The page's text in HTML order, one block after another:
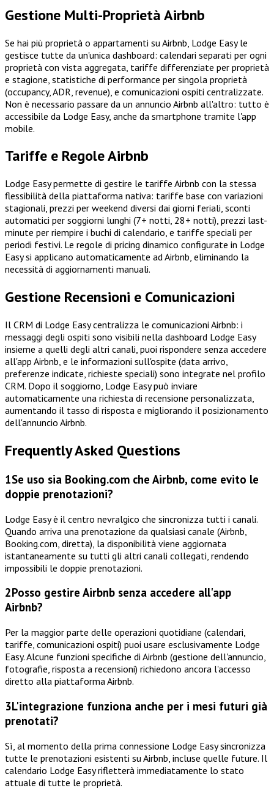
Gestione Multi-Proprietà Airbnb
Se hai più proprietà o appartamenti su Airbnb, Lodge Easy le
gestisce tutte da un'unica dashboard: calendari separati per ogni
proprietà con vista aggregata, tariffe differenziate per proprietà
e stagione, statistiche di performance per singola proprietà
(occupancy, ADR, revenue), e comunicazioni ospiti centralizzate.
Non è necessario passare da un annuncio Airbnb all'altro: tutto è
accessibile da Lodge Easy, anche da smartphone tramite l'app
mobile.
Tariffe e Regole Airbnb
Lodge Easy permette di gestire le tariffe Airbnb con la stessa
flessibilità della piattaforma nativa: tariffe base con variazioni
stagionali, prezzi per weekend diversi dai giorni feriali, sconti
automatici per soggiorni lunghi (7+ notti, 28+ notti), prezzi last-
minute per riempire i buchi di calendario, e tariffe speciali per
periodi festivi. Le regole di pricing dinamico configurate in Lodge
Easy si applicano automaticamente ad Airbnb, eliminando la
necessità di aggiornamenti manuali.
Gestione Recensioni e Comunicazioni
Il CRM di Lodge Easy centralizza le comunicazioni Airbnb: i
messaggi degli ospiti sono visibili nella dashboard Lodge Easy
insieme a quelli degli altri canali, puoi rispondere senza accedere
all'app Airbnb, e le informazioni sull'ospite (data arrivo,
preferenze indicate, richieste speciali) sono integrate nel profilo
CRM. Dopo il soggiorno, Lodge Easy può inviare
automaticamente una richiesta di recensione personalizzata,
aumentando il tasso di risposta e migliorando il posizionamento
dell'annuncio Airbnb.
Frequently Asked Questions
1Se uso sia Booking.com che Airbnb, come evito le
doppie prenotazioni?
Lodge Easy è il centro nevralgico che sincronizza tutti i canali.
Quando arriva una prenotazione da qualsiasi canale (Airbnb,
Booking.com, diretta), la disponibilità viene aggiornata
istantaneamente su tutti gli altri canali collegati, rendendo
impossibili le doppie prenotazioni.
2Posso gestire Airbnb senza accedere all'app
Airbnb?
Per la maggior parte delle operazioni quotidiane (calendari,
tariffe, comunicazioni ospiti) puoi usare esclusivamente Lodge
Easy. Alcune funzioni specifiche di Airbnb (gestione dell'annuncio,
fotografie, risposta a recensioni) richiedono ancora l'accesso
diretto alla piattaforma Airbnb.
3L'integrazione funziona anche per i mesi futuri già
prenotati?
Sì, al momento della prima connessione Lodge Easy sincronizza
tutte le prenotazioni esistenti su Airbnb, incluse quelle future. Il
calendario Lodge Easy rifletterà immediatamente lo stato
attuale di tutte le proprietà.